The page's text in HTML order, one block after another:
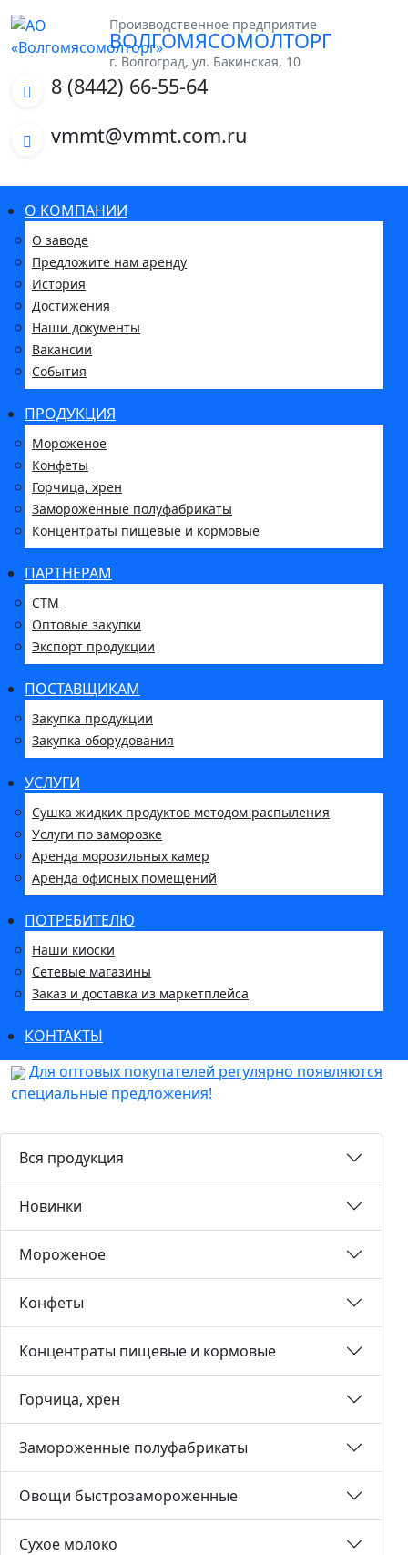
Производственное предприятие
ВОЛГОМЯСОМОЛТОРГ
г. Волгоград, ул. Бакинская, 10
8 (8442) 66-55-64
vmmt@vmmt.com.ru
О КОМПАНИИ
О заводе
Предложите нам аренду
История
Достижения
Наши документы
Вакансии
События
ПРОДУКЦИЯ
Мороженое
Конфеты
Горчица, хрен
Замороженные полуфабрикаты
Концентраты пищевые и кормовые
ПАРТНЕРАМ
СТМ
Оптовые закупки
Экспорт продукции
ПОСТАВЩИКАМ
Закупка продукции
Закупка оборудования
УСЛУГИ
Сушка жидких продуктов методом распыления
Услуги по заморозке
Аренда морозильных камер
Аренда офисных помещений
ПОТРЕБИТЕЛЮ
Наши киоски
Сетевые магазины
Заказ и доставка из маркетплейса
КОНТАКТЫ
Для оптовых покупателей регулярно появляются
специальные предложения!
Вся продукция
Новинки
Мороженое
Конфеты
Концентраты пищевые и кормовые
Горчица, хрен
Замороженные полуфабрикаты
Овощи быстрозамороженные
Сухое молоко